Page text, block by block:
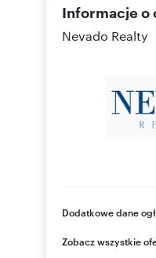
Informacje o
Nevado Realty
Dodatkowe dane
29602 Marbella
Zobacz wszystkie